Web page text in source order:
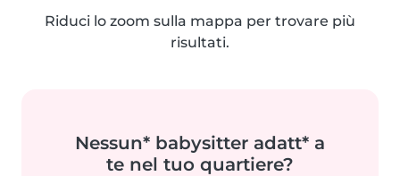
Riduci lo zoom sulla mappa per trovare più
risultati.
Nessun* babysitter adatt* a
te nel tuo quartiere?